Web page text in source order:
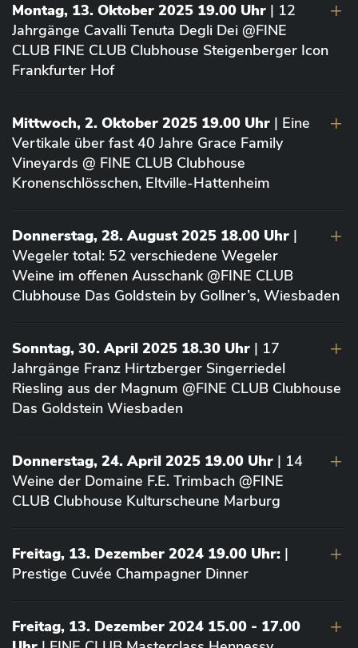
Montag, 13. Oktober 2025 19.00 Uhr | 12
Jahrgänge Cavalli Tenuta Degli Dei @FINE
CLUB FINE CLUB Clubhouse Steigenberger Icon
Frankfurter Hof
Mittwoch, 2. Oktober 2025 19.00 Uhr | Eine
Vertikale über fast 40 Jahre Grace Family
Vineyards @ FINE CLUB Clubhouse
Kronenschlösschen, Eltville-Hattenheim
Donnerstag, 28. August 2025 18.00 Uhr |
Wegeler total: 52 verschiedene Wegeler
Weine im offenen Ausschank @FINE CLUB
Clubhouse Das Goldstein by Gollner’s, Wiesbaden
Sonntag, 30. April 2025 18.30 Uhr | 17
Jahrgänge Franz Hirtzberger Singerriedel
Riesling aus der Magnum @FINE CLUB Clubhouse
Das Goldstein Wiesbaden
Donnerstag, 24. April 2025 19.00 Uhr | 14
Weine der Domaine F.E. Trimbach @FINE
CLUB Clubhouse Kulturscheune Marburg
Freitag, 13. Dezember 2024 19.00 Uhr: |
Prestige Cuvée Champagner Dinner
Freitag, 13. Dezember 2024 15.00 - 17.00